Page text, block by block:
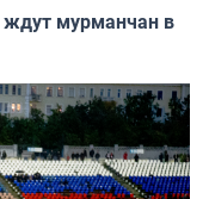
ждут мурманчан в